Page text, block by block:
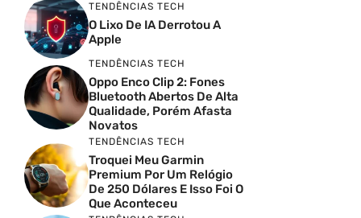
TENDÊNCIAS TECH
O Lixo De IA Derrotou A
Apple
TENDÊNCIAS TECH
Oppo Enco Clip 2: Fones
Bluetooth Abertos De Alta
Qualidade, Porém Afasta
Novatos
TENDÊNCIAS TECH
Troquei Meu Garmin
Premium Por Um Relógio
De 250 Dólares E Isso Foi O
Que Aconteceu